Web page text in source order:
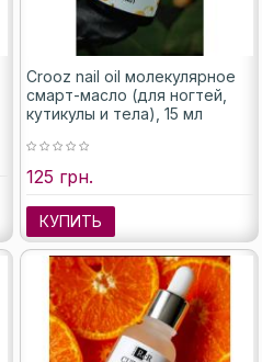
Crooz nail oil молекулярное
смарт-масло (для ногтей,
кутикулы и тела), 15 мл
125 грн.
КУПИТЬ